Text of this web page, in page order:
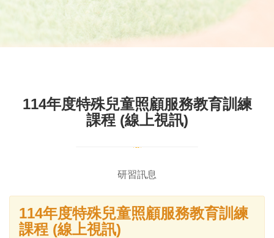
114年度特殊兒童照顧服務教育訓練
課程 (線上視訊)
研習訊息
114年度特殊兒童照顧服務教育訓練
課程 (線上視訊)